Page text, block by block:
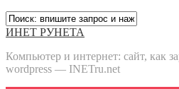
ИНЕТ РУНЕТА
Компьютер и интернет: сайт, как
wordpress — INETru.net